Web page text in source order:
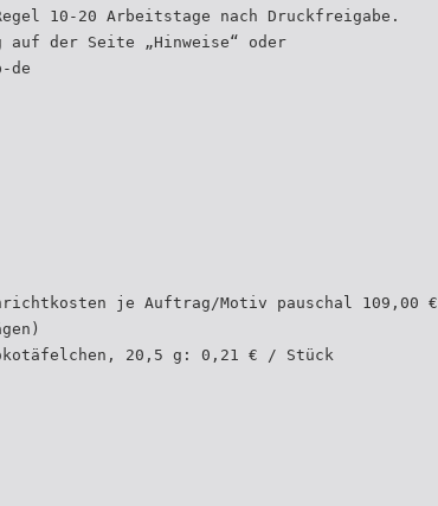
10-20 Arbeitstage nach Druckfreigabe.
auf der Seite „Hinweise“ oder
de
je Auftrag/Motiv pauschal 109,00 €
20,5 g: 0,21 € / Stück